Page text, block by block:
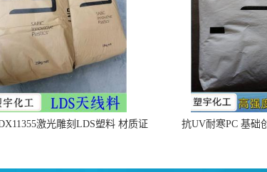
激光雕刻LDS塑料 材质证
抗UV耐寒PC 基础